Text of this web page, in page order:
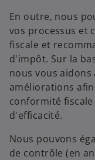
En outre, nous
vos processus et
fiscale et
d'impôt. Sur la
nous vous
améliorations
conformité
d'efficacité.
Nous pouvons
de contrôle (en